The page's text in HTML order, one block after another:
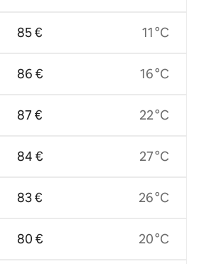
85 €
86 €
87 €
84 €
83 €
80 €
11 °C
16 °C
22 °C
27 °C
26 °C
20 °C